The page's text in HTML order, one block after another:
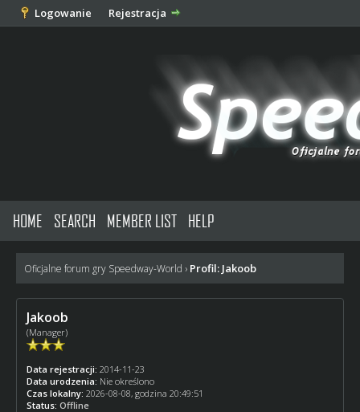
Logowanie Rejestracja
HOME SEARCH MEMBER LIST HELP
Oficjalne forum gry Speedway-World › Profil: Jakoob
Jakoob
(Manager)
Data rejestracji: 2014-11-23
Data urodzenia: Nie określono
Czas lokalny: 2026-08-08, godzina 20:49:51
Status: Offline